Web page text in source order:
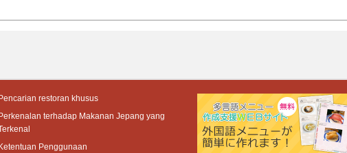
Pencarian restoran khusus
Perkenalan terhadap Makanan Jepang yang
Ketentuan Penggunaan